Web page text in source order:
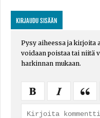
KIRJAUDU SISÄÄN
Pysy aiheessa ja kirjoita
voidaan poistaa tai niitä
harkinnan mukaan.